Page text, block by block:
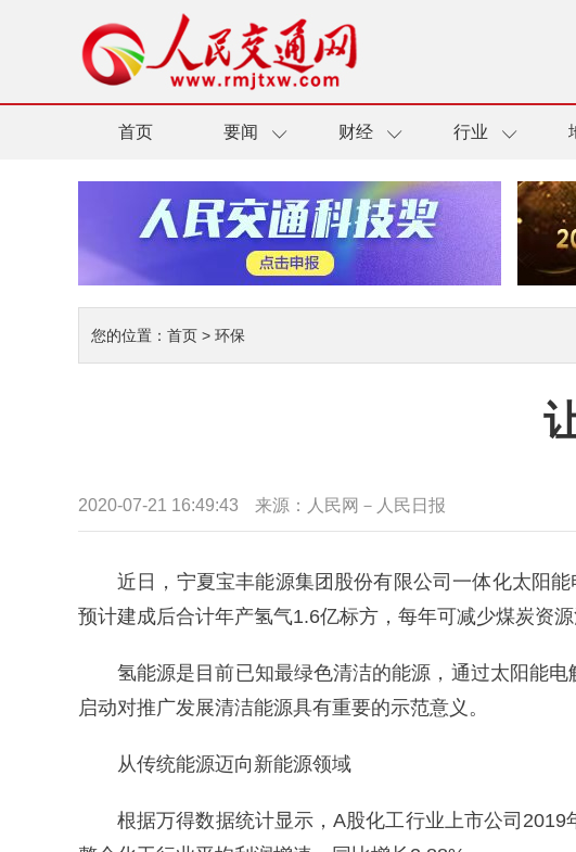
首页 要闻 财经 行业
您的位置： 首页 > 环保
2020-07-21 16:49:43 来源：人民网－人民日报
近日，宁夏宝丰能源集团股份有限公司一体化太阳
预计建成后合计年产氢气1.6亿标方，每年可减少煤炭资
氢能源是目前已知最绿色清洁的能源，通过太阳能
启动对推广发展清洁能源具有重要的示范意义。
从传统能源迈向新能源领域
根据万得数据统计显示，A股化工行业上市公司